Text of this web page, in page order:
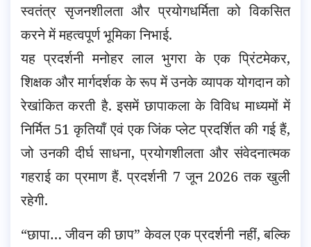
स्वतंत्र सृजनशीलता और प्रयोगधर्मिता को विकसित
करने में महत्वपूर्ण भूमिका निभाई.
यह प्रदर्शनी मनोहर लाल भुगरा के एक प्रिंटमेकर,
शिक्षक और मार्गदर्शक के रूप में उनके व्यापक योगदान को
रेखांकित करती है. इसमें छापाकला के विविध माध्यमों में
निर्मित 51 कृतियाँ एवं एक जिंक प्लेट प्रदर्शित की गई हैं,
जो उनकी दीर्घ साधना, प्रयोगशीलता और संवेदनात्मक
गहराई का प्रमाण हैं. प्रदर्शनी 7 जून 2026 तक खुली
रहेगी.
“छापा… जीवन की छाप” केवल एक प्रदर्शनी नहीं, बल्कि